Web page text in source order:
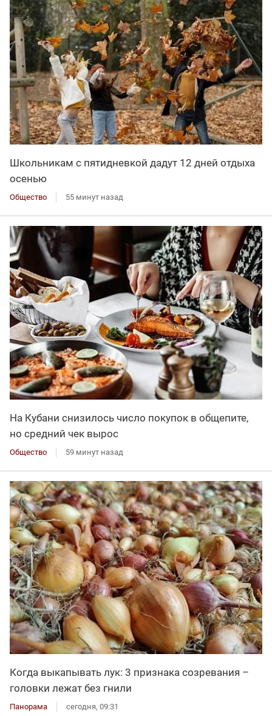
Школьникам с пятидневкой дадут 12 дней отдыха
осенью
Общество 55 минут назад
На Кубани снизилось число покупок в общепите,
но средний чек вырос
Общество 59 минут назад
Когда выкапывать лук: 3 признака созревания –
головки лежат без гнили
Панорама сегодня, 09:31